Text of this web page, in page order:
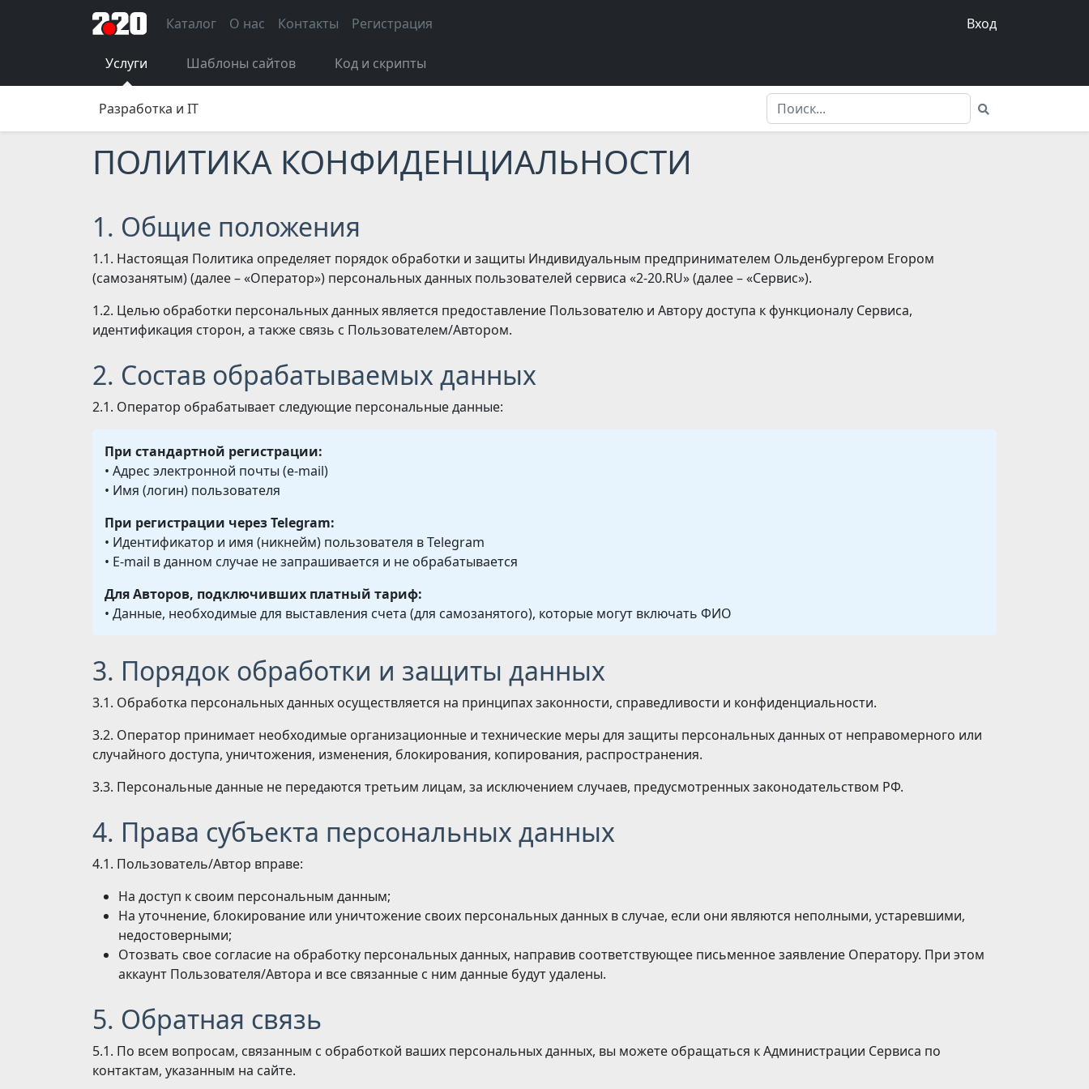
Каталог О нас Контакты Регистрация Вход
Услуги Шаблоны сайтов Код и скрипты
Разработка и IT
ПОЛИТИКА КОНФИДЕНЦИАЛЬНОСТИ
1. Общие положения
1.1. Настоящая Политика определяет порядок обработки и защиты Индивидуальным предпринимателем Ольденбургером Егором
(самозанятым) (далее – «Оператор») персональных данных пользователей сервиса «2-20.RU» (далее – «Сервис»).
1.2. Целью обработки персональных данных является предоставление Пользователю и Автору доступа к функционалу Сервиса,
идентификация сторон, а также связь с Пользователем/Автором.
2. Состав обрабатываемых данных
2.1. Оператор обрабатывает следующие персональные данные:
При стандартной регистрации:
• Адрес электронной почты (e-mail)
• Имя (логин) пользователя
При регистрации через Telegram:
• Идентификатор и имя (никнейм) пользователя в Telegram
• E-mail в данном случае не запрашивается и не обрабатывается
Для Авторов, подключивших платный тариф:
• Данные, необходимые для выставления счета (для самозанятого), которые могут включать ФИО
3. Порядок обработки и защиты данных
3.1. Обработка персональных данных осуществляется на принципах законности, справедливости и конфиденциальности.
3.2. Оператор принимает необходимые организационные и технические меры для защиты персональных данных от неправомерного или
случайного доступа, уничтожения, изменения, блокирования, копирования, распространения.
3.3. Персональные данные не передаются третьим лицам, за исключением случаев, предусмотренных законодательством РФ.
4. Права субъекта персональных данных
4.1. Пользователь/Автор вправе:
На доступ к своим персональным данным;
На уточнение, блокирование или уничтожение своих персональных данных в случае, если они являются неполными, устаревшими,
недостоверными;
Отозвать свое согласие на обработку персональных данных, направив соответствующее письменное заявление Оператору. При этом
аккаунт Пользователя/Автора и все связанные с ним данные будут удалены.
5. Обратная связь
5.1. По всем вопросам, связанным с обработкой ваших персональных данных, вы можете обращаться к Администрации Сервиса по
контактам, указанным на сайте.